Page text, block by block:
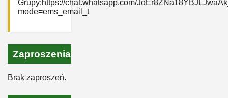
Grupy:https://chat.whatsapp.com/
mode=ems_email_t
Zaproszenia
Brak zaproszeń.